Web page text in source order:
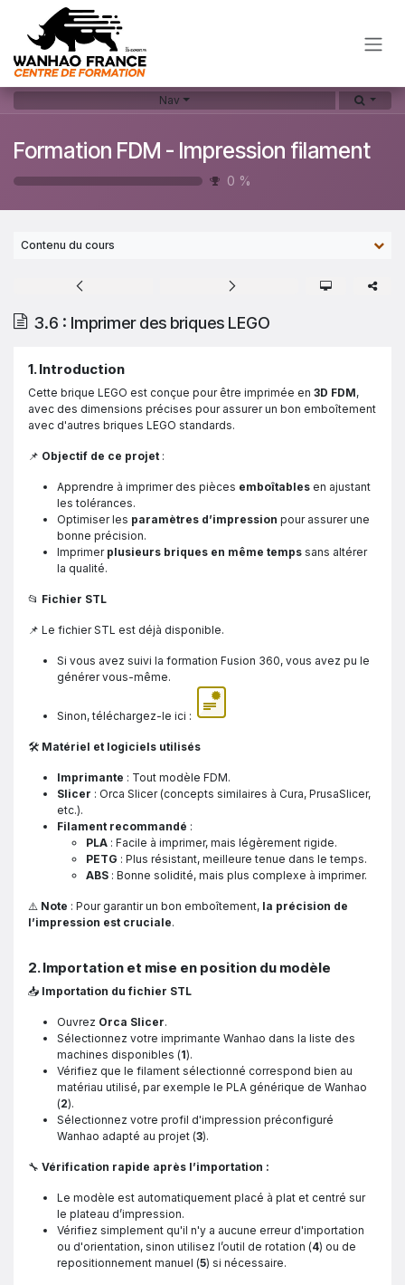
Skip to Content
Nav
Formation FDM - Impression filament
0 %
Contenu du cours
3.6 : Imprimer des briques LEGO
1. Introduction
Cette brique LEGO est conçue pour être imprimée en 3D FDM,
avec des dimensions précises pour assurer un bon emboîtement
avec d'autres briques LEGO standards.
📌 Objectif de ce projet :
Apprendre à imprimer des pièces emboîtables en ajustant
les tolérances.
Optimiser les paramètres d’impression pour assurer une
bonne précision.
Imprimer plusieurs briques en même temps sans altérer
la qualité.
📂 Fichier STL
📌 Le fichier STL est déjà disponible.
Si vous avez suivi la formation Fusion 360, vous avez pu le
générer vous-même.
Sinon, téléchargez-le ici :
🛠 Matériel et logiciels utilisés
Imprimante : Tout modèle FDM.
Slicer : Orca Slicer (concepts similaires à Cura, PrusaSlicer,
etc.).
Filament recommandé :
PLA : Facile à imprimer, mais légèrement rigide.
PETG : Plus résistant, meilleure tenue dans le temps.
ABS : Bonne solidité, mais plus complexe à imprimer.
⚠️ Note : Pour garantir un bon emboîtement, la précision de
l’impression est cruciale.
2. Importation et mise en position du modèle
📥 Importation du fichier STL
Ouvrez Orca Slicer.
Sélectionnez votre imprimante Wanhao dans la liste des
machines disponibles (1).
Vérifiez que le filament sélectionné correspond bien au
matériau utilisé, par exemple le PLA générique de Wanhao
(2).
Sélectionnez votre profil d'impression préconfiguré
Wanhao adapté au projet (3).
🔧 Vérification rapide après l’importation :
Le modèle est automatiquement placé à plat et centré sur
le plateau d’impression.
Vérifiez simplement qu'il n'y a aucune erreur d'importation
ou d'orientation, sinon utilisez l’outil de rotation (4) ou de
repositionnement manuel (5) si nécessaire.